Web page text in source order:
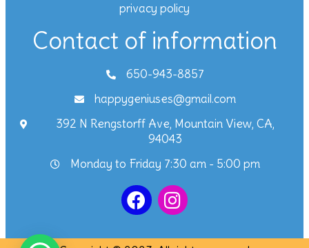
privacy policy
Contact of information
650-943-8857
happygeniuses@gmail.com
392 N Rengstorff Ave, Mountain View, CA,
94043
Monday to Friday 7:30 am - 5:00 pm